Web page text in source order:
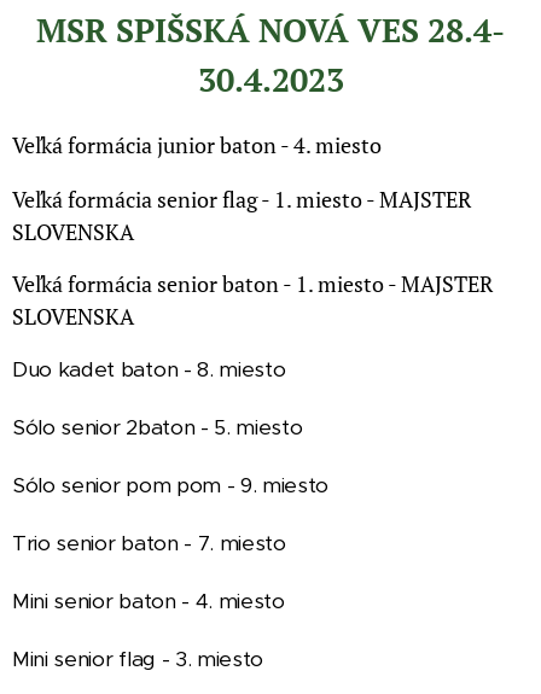
MSR SPIŠSKÁ NOVÁ VES 28.4-
30.4.2023
Veľká formácia junior baton - 4. miesto
Veľká formácia senior flag - 1. miesto -MAJSTER
SLOVENSKA
Veľká formácia senior baton - 1. miesto - MAJSTER
SLOVENSKA
Duo kadet baton - 8. miesto
Sólo senior 2baton - 5. miesto
Sólo senior pom pom - 9. miesto
Trio senior baton - 7. miesto
Mini senior baton - 4. miesto
Mini senior flag - 3. miesto